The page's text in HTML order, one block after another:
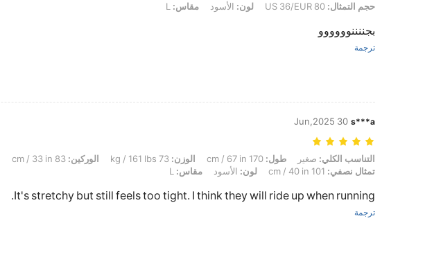
حجم التمثال:
لون: الأسود مقاس:
بجننننوووووو
ترجمة
s***a
30 Jun,2025
التناسب الكلي: صغير, طول: 170 cm / 67 in, الوزن: 73 kg / 161 lbs, الوركين: 83 cm / 33 in, الخصر: 81 cm / 32 in, تمثال نصفي: 101 cm / 40 in, لون: الأسود, مقاس: L
التناسب الكلي: صغير طول: الوزن: الوركين:
تمثال نصفي:
لون: الأسود مقاس:
It's stretchy but still feels too tight. I think they will ride up when running.
ترجمة